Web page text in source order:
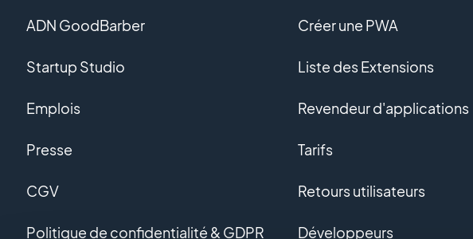
ADN GoodBarber
Startup Studio
Emplois
Presse
CGV
Politique de confidentialité & GDPR
Créer une PWA
Liste des Extensions
Revendeur d'applications
Tarifs
Retours utilisateurs
Développeurs